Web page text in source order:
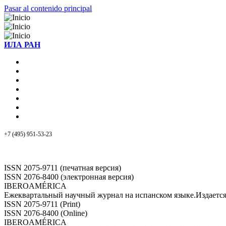
Pasar al contenido principal
ИЛА РАН
+7 (495) 951-53-23
ISSN 2075-9711 (печатная версия)
ISSN 2076-8400 (электронная версия)
IBEROAMÉRICA
Ежеквартальный научный журнал на испанском
ISSN 2075-9711 (Print)
ISSN 2076-8400 (Online)
IBEROAMÉRICA